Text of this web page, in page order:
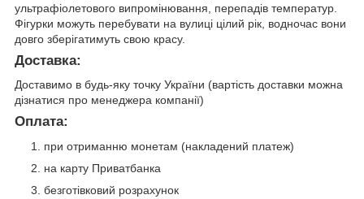
ультрафіолетового випромінювання, перепадів температур.
Фігурки можуть перебувати на вулиці цілий рік, водночас вони
довго зберігатимуть свою красу.
Доставка:
Доставимо в будь-яку точку України (вартість доставки можна
дізнатися про менеджера компанії)
Оплата:
при отриманню монетам (накладений платеж)
на карту Приватбанка
безготівковий розрахунок